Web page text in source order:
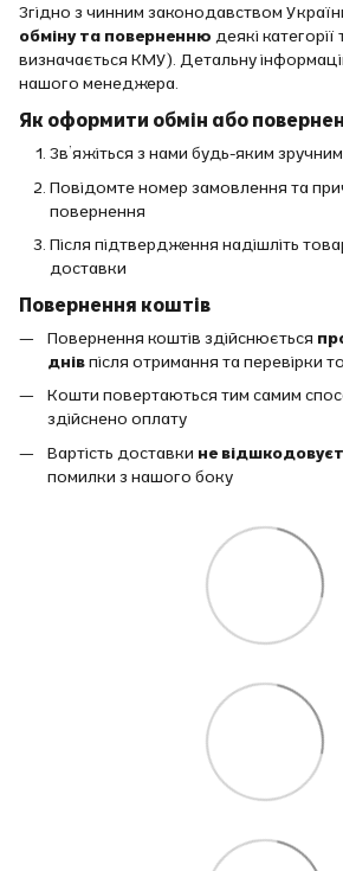
Згідно з чинним законодавством
обміну та поверненню деякі
визначається КМУ). Детальну
нашого менеджера.
Як оформити обмін або
Зв’яжіться з нами будь-яким
Повідомте номер замовлення та
повернення
Після підтвердження надішліть
доставки
Повернення коштів
Повернення коштів здійснюється
днівпісля отримання та перевірки
Кошти повертаються тим самим
здійснено оплату
Вартість доставки не
помилки з нашого боку